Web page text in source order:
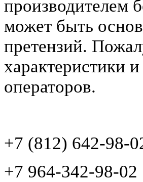
производителем
может быть
претензий.
характеристики
операторов.
+7 (812) 642-98-
+7 964-342-98-02